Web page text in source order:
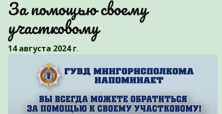
района г.Минска"
За помощью своему
участковому
14 августа 2024 г.